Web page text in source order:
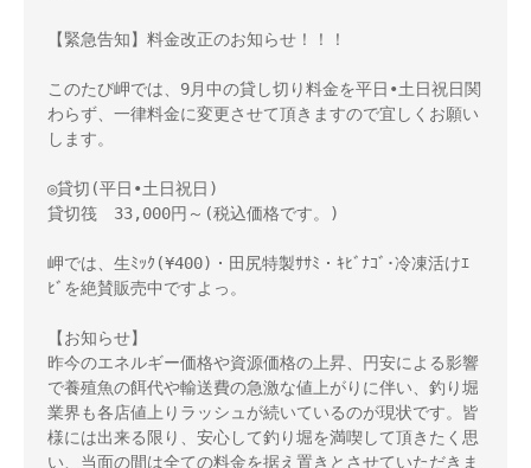
【緊急告知】料金改正のお知らせ！！！
このたび岬では、9月中の貸し切り料金を平日•土日祝日関
わらず、一律料金に変更させて頂きますので宜しくお願い
します。
◎貸切(平日•土日祝日)
貸切筏　33,000円～(税込価格です。)
岬では、生ﾐｯｸ(¥400)・田尻特製ｻｻﾐ・ｷﾋﾞﾅｺﾞ･冷凍活けｴ
ﾋﾞを絶賛販売中ですよっ。
【お知らせ】
昨今のエネルギー価格や資源価格の上昇、円安による影響
で養殖魚の餌代や輸送費の急激な値上がりに伴い、釣り堀
業界も各店値上りラッシュが続いているのが現状です。皆
様には出来る限り、安心して釣り堀を満喫して頂きたく思
い、当面の間は全ての料金を据え置きとさせていただきま